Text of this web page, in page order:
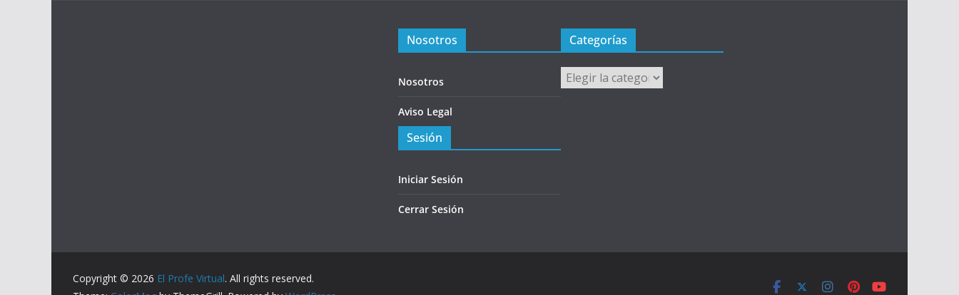
Nosotros
Nosotros
Aviso Legal
Sesión
Iniciar Sesión
Cerrar Sesión
Categorías
Categorías
Copyright © 2026 El Profe Virtual. All rights reserved.